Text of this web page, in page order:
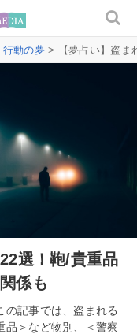
行動の夢> 【夢占い】盗ま
選！鞄/貴重品
係も
の記事では、盗まれる
品＞など物別、＜警察